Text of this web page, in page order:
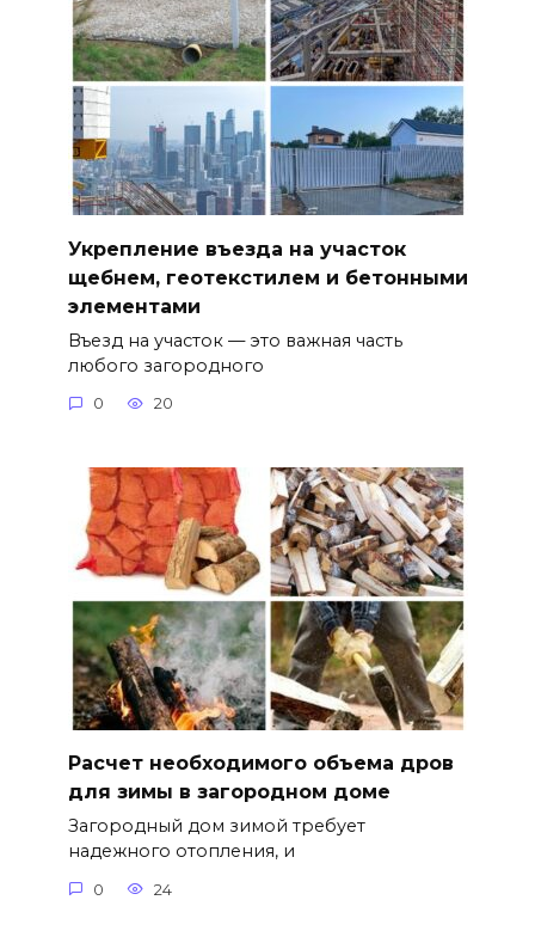
Укрепление въезда на участок
щебнем, геотекстилем и бетонными
элементами
Въезд на участок — это важная часть
любого загородного
0 20
Расчет необходимого объема дров
для зимы в загородном доме
Загородный дом зимой требует
надежного отопления, и
0 24